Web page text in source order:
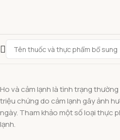
Ho và cảm lạnh là tình trạng
triệu chứng do cảm lạnh gây ảnh
ngày. Tham khảo một số loại thực
lạnh.